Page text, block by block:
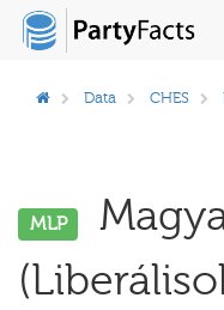
Data CHES
MLP